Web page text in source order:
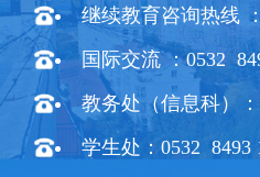
继续教育咨询热线
国际交流 ：0532
教务处（信息科）
学生处：0532 8493